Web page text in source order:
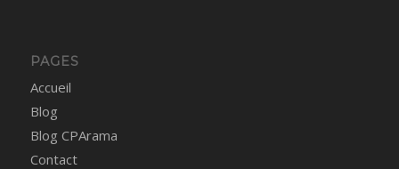
PAGES
Accueil
Blog
Blog CPArama
Contact